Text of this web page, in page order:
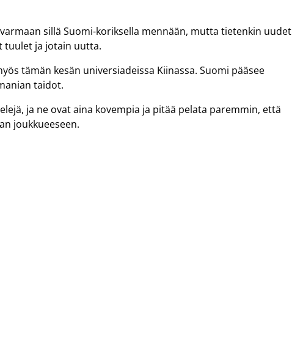
sillä Suomi-koriksella mennään, mutta tietenkin uudet
tuulet ja jotain uutta.
tämän kesän universiadeissa Kiinassa. Suomi pääsee
taidot.
ja ne ovat aina kovempia ja pitää pelata paremmin, että
joukkueeseen.